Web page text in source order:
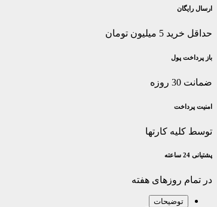
ارسال رایگان
حداقل خرید 5 میلیون تومان
باز پرداخت پول
ضمانت 30 روزه
امنیت پرداخت
توسط کلیه کارتها
پشتیانی 24 ساعته
در تمام روزهای هفته
توضیحات